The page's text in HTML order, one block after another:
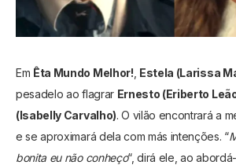
Em Êta Mundo Melhor! Estela (Larissa
pesadelo ao flagrar Ernesto (Eriberto
(Isabelly Carvalho). O vilão encontrará a
e se aproximará dela com más intenções. “
bonita eu não conheço“, dirá ele, ao